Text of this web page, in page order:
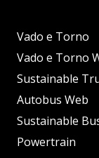
Vado e Torno
Vado e Torno
Sustainable
Autobus Web
Sustainable
Powertrain